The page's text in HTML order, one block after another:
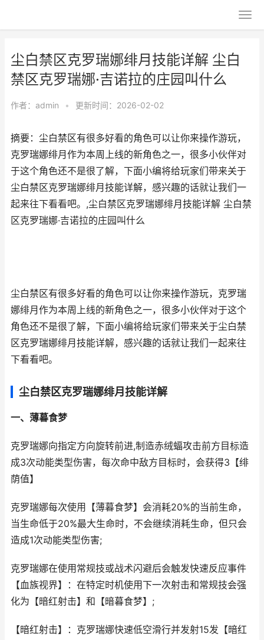
尘白禁区克罗瑞娜绯月技能详解 尘白
禁区克罗瑞娜·吉诺拉的庄园叫什么
作者： admin • 更新时间：2026-02-02
摘要：尘白禁区有很多好看的角色可以让你来操作游玩，
克罗瑞娜绯月作为本周上线的新角色之一，很多小伙伴对
于这个角色还不是很了解，下面小编将给玩家们带来关于
尘白禁区克罗瑞娜绯月技能详解，感兴趣的话就让我们一
起来往下看看吧。,尘白禁区克罗瑞娜绯月技能详解 尘白禁
区克罗瑞娜·吉诺拉的庄园叫什么
尘白禁区有很多好看的角色可以让你来操作游玩，克罗瑞
娜绯月作为本周上线的新角色之一，很多小伙伴对于这个
角色还不是很了解，下面小编将给玩家们带来关于尘白禁
区克罗瑞娜绯月技能详解，感兴趣的话就让我们一起来往
下看看吧。
尘白禁区克罗瑞娜绯月技能详解
一、薄暮食梦
克罗瑞娜向指定方向旋转前进,制造赤绒蝠攻击前方目标造
成3次动能类型伤害，每次命中敌方目标时，会获得3【绯
荫值】
克罗瑞娜每次使用【薄暮食梦】会消耗20%的当前生命，
当生命低于20%最大生命时，不会继续消耗生命，但只会
造成1次动能类型伤害;
克罗瑞娜在使用常规技或战术闪避后会触发快速反应事件
【血族视界】：在特定时机使用下一次射击和常规技会强
化为【暗红射击】和【暗暮食梦】;
【暗红射击】：克罗瑞娜快速低空滑行并发射15发【暗红